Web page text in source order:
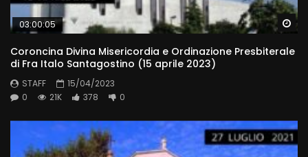
03:00:05
Coroncina Divina Misericordia e Ordinazione Presbiterale
di Fra Italo Santagostino (15 aprile 2023)
STAFF
15/04/2023
0
21K 378 0